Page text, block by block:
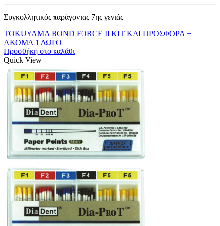
Συγκολλητικός παράγοντας 7ης γενιάς
TOKUYAMA BOND FORCE II KIT ΚΑΙ ΠΡΟΣΦΟΡΑ +
ΑΚΟΜΑ 1 ΔΩΡΟ
Προσθήκη στο καλάθι
Quick View